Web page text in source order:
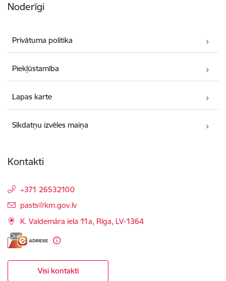
Noderīgi
Privātuma politika
Piekļūstamība
Lapas karte
Sīkdatņu izvēles maiņa
Kontakti
+371 26532100
E-pasts:
pasts@km.gov.lv
K. Valdemāra iela 11a, Rīga, LV-1364
Visi kontakti